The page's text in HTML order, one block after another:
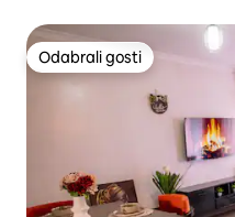
Odabrali gosti
Odabrali gosti